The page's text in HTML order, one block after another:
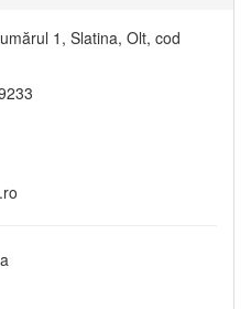
1, Slatina, Olt, cod